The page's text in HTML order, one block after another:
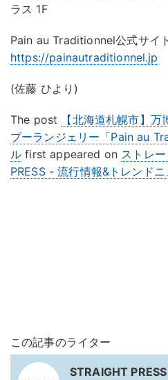
ラス 1F
Pain au Traditionnel公式サイ
https://painautraditionnel.jp
(佐藤 ひより)
The post
【北海道札幌市】
ブーランジェリー「Pain au
ル first appeared on ストレ
PRESS - 流行情報&トレンドニ
この記事のライター
STRAIGHT PRESS